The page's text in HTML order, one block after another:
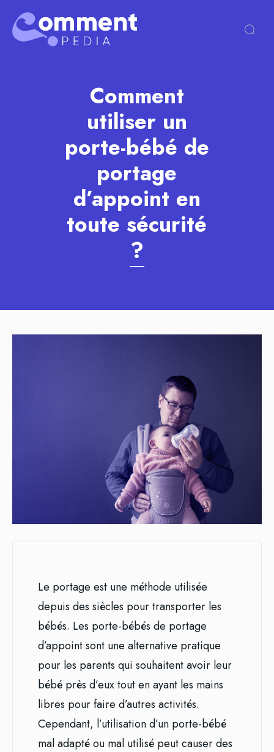
Comment
utiliser un
porte-bébé de
portage
d’appoint en
toute sécurité
?
Le portage est une méthode utilisée
depuis des siècles pour transporter les
bébés. Les porte-bébés de portage
d’appoint sont une alternative pratique
pour les parents qui souhaitent avoir leur
bébé près d’eux tout en ayant les mains
libres pour faire d’autres activités.
Cependant, l’utilisation d’un porte-bébé
mal adapté ou mal utilisé peut causer des